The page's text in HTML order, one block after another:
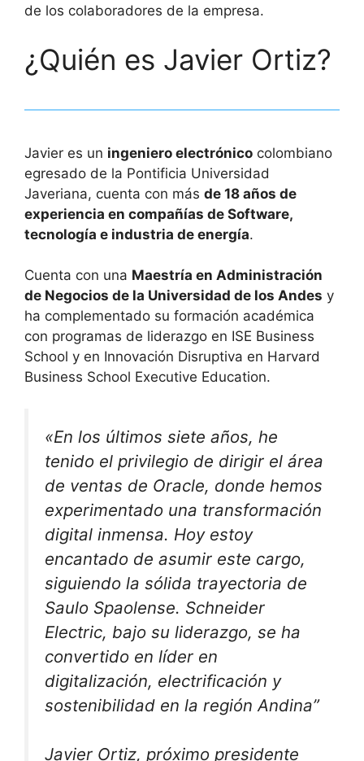
de los colaboradores de la empresa.
¿Quién es Javier Ortiz?
Javier es un ingeniero electrónico colombiano
egresado de la Pontificia Universidad
Javeriana, cuenta con más de 18 años de
experiencia en compañías de Software,
tecnología e industria de energía.
Cuenta con una Maestría en Administración
de Negocios de la Universidad de los Andes y
ha complementado su formación académica
con programas de liderazgo en ISE Business
School y en Innovación Disruptiva en Harvard
Business School Executive Education.
«En los últimos siete años, he
tenido el privilegio de dirigir el área
de ventas de Oracle, donde hemos
experimentado una transformación
digital inmensa. Hoy estoy
encantado de asumir este cargo,
siguiendo la sólida trayectoria de
Saulo Spaolense. Schneider
Electric, bajo su liderazgo, se ha
convertido en líder en
digitalización, electrificación y
sostenibilidad en la región Andina”
Javier Ortiz, próximo presidente